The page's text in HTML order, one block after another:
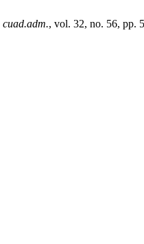
cuad.adm., vol. 32, no. 56, pp.